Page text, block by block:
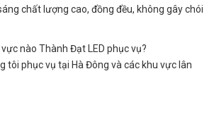
chất lượng cao, đồng đều, không gây chói
nào Thành Đạt LED phục vụ?
tôi phục vụ tại Hà Đông và các khu vực lân